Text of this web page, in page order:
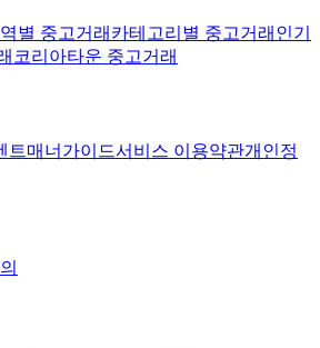
별 중고거래 카테고리별 중고거래 인기
코리아타운 중고거래
트매너가이드서비스 이용약관개인정